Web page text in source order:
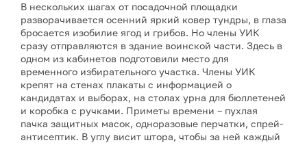
В нескольких шагах от посадочной площадки
разворачивается осенний яркий ковер тундры, в глаза
бросается изобилие ягод и грибов. Но члены УИК
сразу отправляются в здание воинской части. Здесь в
одном из кабинетов подготовили место для
временного избирательного участка. Члены УИК
крепят на стенах плакаты с информацией о
кандидатах и выборах, на столах урна для бюллетеней
и коробка с ручками. Приметы времени – пухлая
пачка защитных масок, одноразовые перчатки, спрей-
антисептик. В углу висит штора, чтобы за ней каждый